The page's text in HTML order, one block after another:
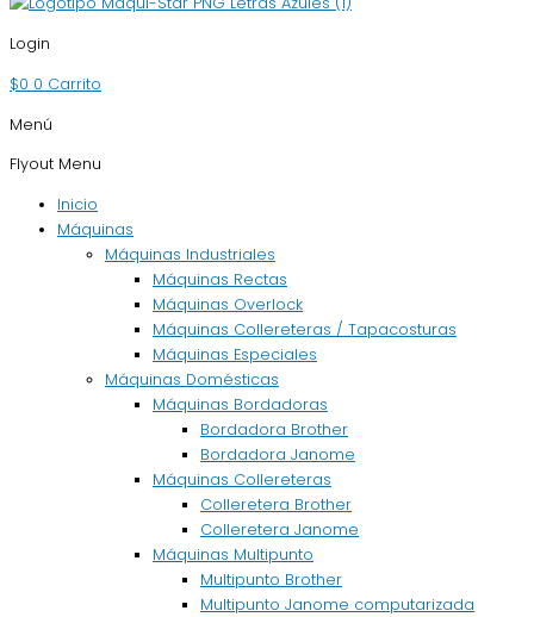
Login
$0 0 Carrito
Menú
Flyout Menu
Inicio
Máquinas
Máquinas Industriales
Máquinas Rectas
Máquinas Overlock
Máquinas Collereteras / Tapacosturas
Máquinas Especiales
Máquinas Domésticas
Máquinas Bordadoras
Bordadora Brother
Bordadora Janome
Máquinas Collereteras
Colleretera Brother
Colleretera Janome
Máquinas Multipunto
Multipunto Brother
Multipunto Janome computarizada